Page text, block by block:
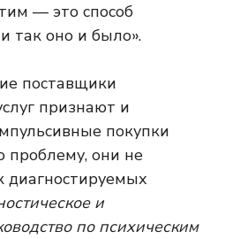
— это способ
так оно и было».
поставщики
признают и
покупки
проблему, они не
диагностируемых
и
по психическим